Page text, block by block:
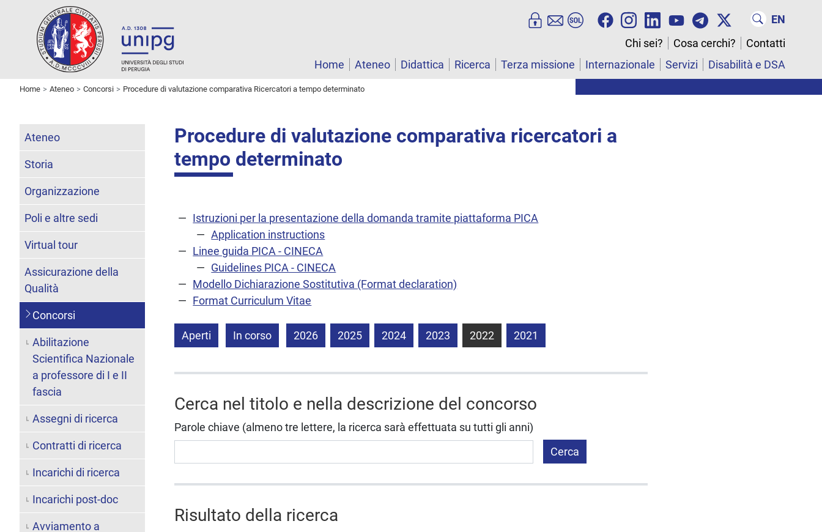
EN
Chi sei?
Cosa cerchi?
Contatti
Home
Ateneo Didattica Ricerca Terza missione Internazionale Servizi Disabilità e DSA
Home Ateneo Concorsi Procedure di valutazione comparativa Ricercatori a tempo determinato
Procedure di valutazione comparativa ricercatori a
tempo determinato
Istruzioni per la presentazione della domanda tramite piattaforma PICA
Application instructions
Linee guida PICA - CINECA
Guidelines PICA - CINECA
Modello Dichiarazione Sostitutiva (Format declaration)
Format Curriculum Vitae
Aperti In corso 2026 2025 2024 2023 2022 2021
Cerca nel titolo e nella descrizione del concorso
Parole chiave (almeno tre lettere, la ricerca sarà effettuata su tutti gli anni)
Cerca
Risultato della ricerca
Ateneo
Storia
Organizzazione
Poli e altre sedi
Virtual tour
Assicurazione della
Qualità
Concorsi
Abilitazione
Scientifica Nazionale
a professore di I e II
fascia
Assegni di ricerca
Contratti di ricerca
Incarichi di ricerca
Incarichi post-doc
Avviamento a